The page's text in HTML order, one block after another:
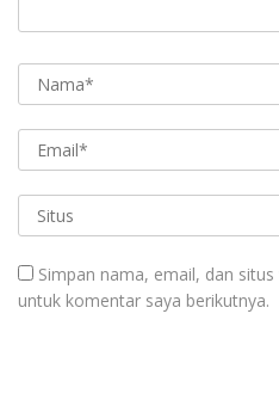
Simpan nama, email, dan
untuk komentar saya berikutnya.